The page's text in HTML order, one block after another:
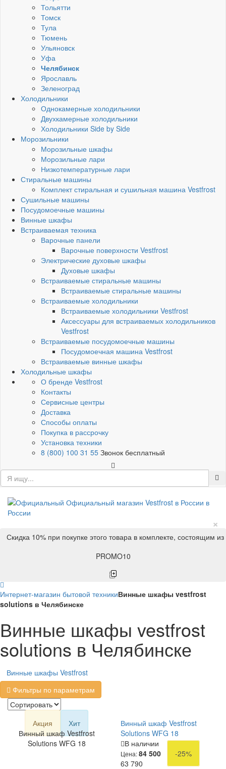
Тольятти
Томск
Тула
Тюмень
Ульяновск
Уфа
Челябинск
Ярославль
Зеленоград
Холодильники
Однокамерные холодильники
Двухкамерные холодильники
Холодильники Side by Side
Морозильники
Морозильные шкафы
Морозильные лари
Низкотемпературные лари
Стиральные машины
Комплект стиральная и сушильная машина Vestfrost
Сушильные машины
Посудомоечные машины
Винные шкафы
Встраиваемая техника
Варочные панели
Варочные поверхности Vestfrost
Электрические духовые шкафы
Духовые шкафы
Встраиваемые стиральные машины
Встраиваемые стиральные машины
Встраиваемые холодильники
Встраиваемые холодильники Vestfrost
Аксессуары для встраиваемых холодильников
Vestfrost
Встраиваемые посудомоечные машины
Посудомоечная машина Vestfrost
Встраиваемые винные шкафы
Холодильные шкафы
О бренде Vestfrost
Контакты
Сервисные центры
Доставка
Способы оплаты
Покупка в рассрочку
Установка техники
8 (800) 100 31 55 Звонок бесплатный
×
Скидка 10% при покупке этого товара в комплекте, состоящим
PROMO10
Интернет-магазин бытовой техникиВинные шкафы vestfrost
solutions в Челябинске
Винные шкафы vestfrost
solutions в Челябинске
Винные шкафы Vestfrost
Фильтры по параметрам
Акция
Хит
Винный шкаф Vestfrost
Solutions WFG 18
Винный шкаф Vestfrost
Solutions WFG 18
В наличии
Цена:84 500
-25%
63 790